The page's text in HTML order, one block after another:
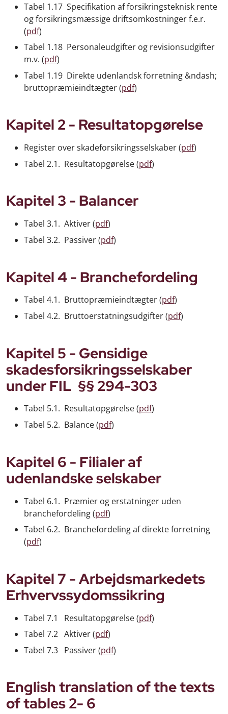
Tabel 1.17 Specifikation af forsikringsteknisk rente
og forsikringsmæssige driftsomkostninger f.e.r.
(pdf)
Tabel 1.18 Personaleudgifter og revisionsudgifter
m.v. (pdf)
Tabel 1.19 Direkte udenlandsk forretning &ndash;
bruttopræmieindtægter (pdf)
Kapitel 2 - Resultatopgørelse
Register over skadeforsikringsselskaber (pdf)
Tabel 2.1. Resultatopgørelse (pdf)
Kapitel 3 - Balancer
Tabel 3.1. Aktiver (pdf)
Tabel 3.2. Passiver (pdf)
Kapitel 4 - Branchefordeling
Tabel 4.1. Bruttopræmieindtægter (pdf)
Tabel 4.2. Bruttoerstatningsudgifter (pdf)
Kapitel 5 - Gensidige
skadesforsikringsselskaber
under FIL §§ 294-303
Tabel 5.1. Resultatopgørelse (pdf)
Tabel 5.2. Balance (pdf)
Kapitel 6 - Filialer af
udenlandske selskaber
Tabel 6.1. Præmier og erstatninger uden
branchefordeling (pdf)
Tabel 6.2. Branchefordeling af direkte forretning
(pdf)
Kapitel 7 - Arbejdsmarkedets
Erhvervssydomssikring
Tabel 7.1 Resultatopgørelse (pdf)
Tabel 7.2 Aktiver (pdf)
Tabel 7.3 Passiver (pdf)
English translation of the texts
of tables 2- 6